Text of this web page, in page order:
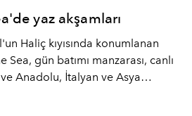
yaz akşamları
Haliç kıyısında konumlanan
Sea, gün batımı manzarası, canlı
Anadolu, İtalyan ve Asya